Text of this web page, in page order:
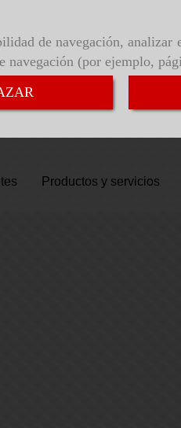
de navegación,
navegación (por ejemplo,
Productos y servicios